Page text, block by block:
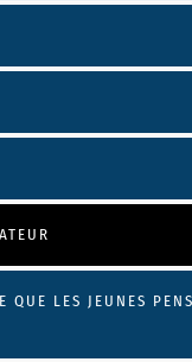
QUE LES JEUNES